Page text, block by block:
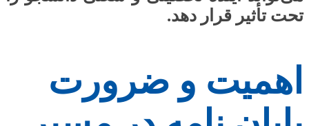
تحت تأثیر قرار دهد.
اهمیت و ضرورت